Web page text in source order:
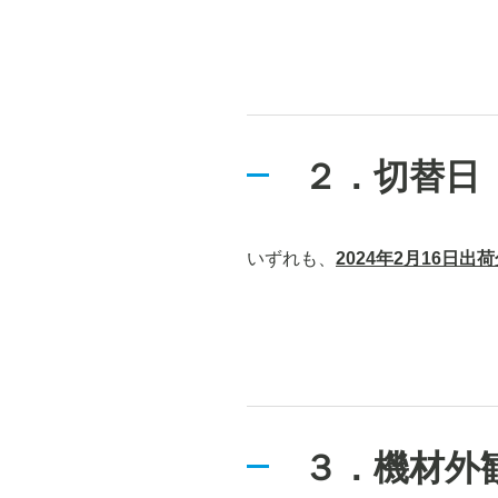
２． 切替日
いずれも、 2024年2月16日出荷
３． 機材外